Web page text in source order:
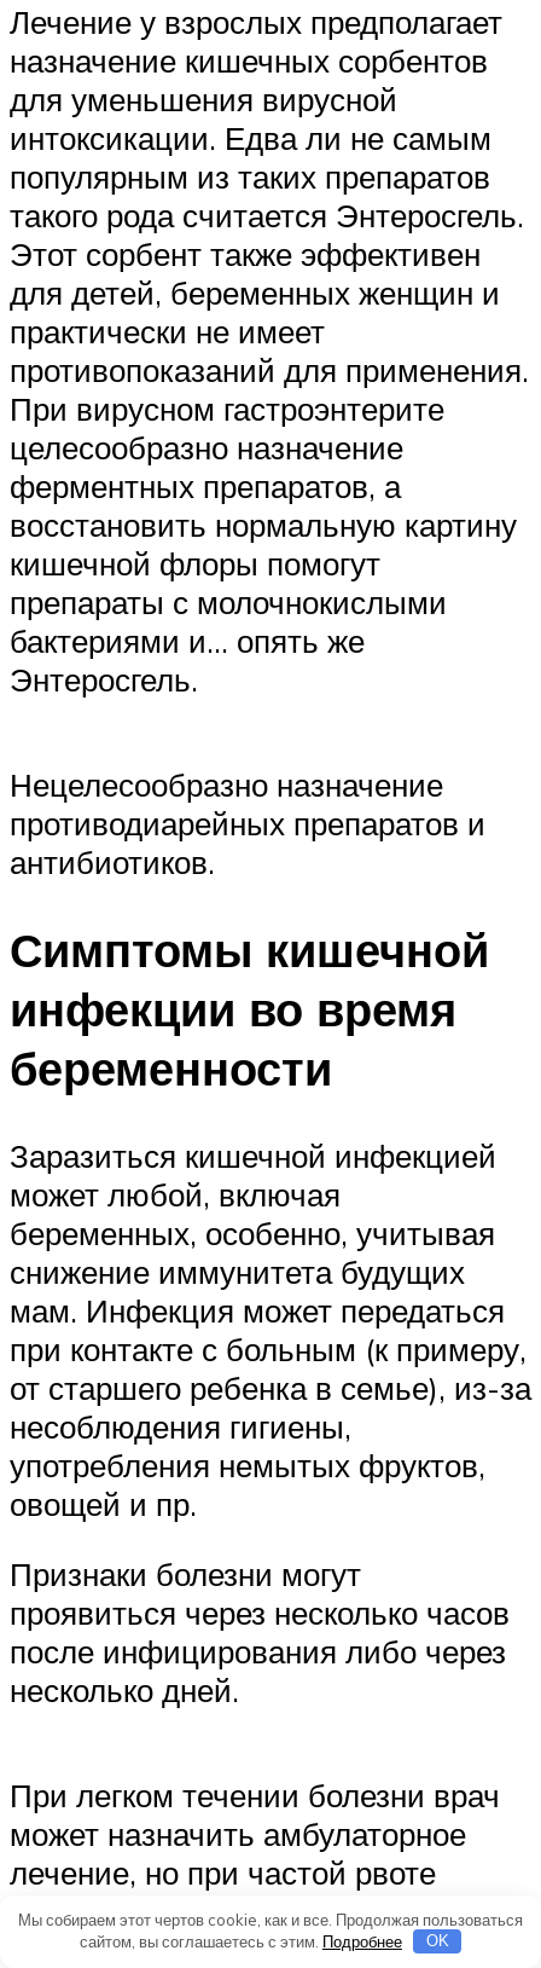
Лечение у взрослых предполагает
назначение кишечных сорбентов
для уменьшения вирусной
интоксикации. Едва ли не самым
популярным из таких препаратов
такого рода считается Энтеросгель.
Этот сорбент также эффективен
для детей, беременных женщин и
практически не имеет
противопоказаний для применения.
При вирусном гастроэнтерите
целесообразно назначение
ферментных препаратов, а
восстановить нормальную картину
кишечной флоры помогут
препараты с молочнокислыми
бактериями и… опять же
Энтеросгель.
Нецелесообразно назначение
противодиарейных препаратов и
антибиотиков.
Симптомы кишечной
инфекции во время
беременности
Заразиться кишечной инфекцией
может любой, включая
беременных, особенно, учитывая
снижение иммунитета будущих
мам. Инфекция может передаться
при контакте с больным (к примеру,
от старшего ребенка в семье), из-за
несоблюдения гигиены,
употребления немытых фруктов,
овощей и пр.
Признаки болезни могут
проявиться через несколько часов
после инфицирования либо через
несколько дней.
При легком течении болезни врач
может назначить амбулаторное
лечение, но при частой рвоте
(более 5 раз в сутки), поносе,
высокой температуре требуется
Мы собираем этот чертов cookie, как и все. Продолжая пользоваться
сайтом, вы соглашаетесь с этим. Подробнее OK